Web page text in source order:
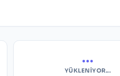
...
YÜKLENIYOR...